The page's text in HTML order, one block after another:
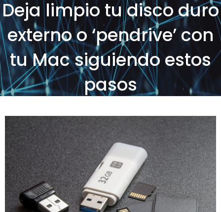
Deja limpio tu disco duro
externo o ‘pendrive’ con
tu Mac siguiendo estos
pasos